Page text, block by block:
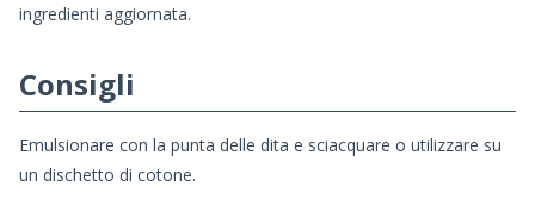
ingredienti aggiornata.
Consigli
Emulsionare con la punta delle dita e sciacquare o utilizzare su
un dischetto di cotone.